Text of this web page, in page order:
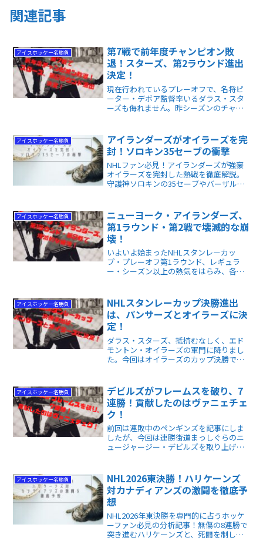
関連記事
アイスホッケー名勝負
第7戦で前年度チャンピオン敗
退！スターズ、第2ラウンド進出
決定！
現在行われているプレーオフで、名将ピ
ーター・デボア監督率いるダラス・スタ
ーズも侮れません。昨シーズンのチャン
進出最後の椅子を射止めました！
アイスホッケー名勝負
アイランダーズがオイラーズを完
封！ソロキン35セーブの衝撃
NHLファン必見！アイランダーズが強豪
オイラーズを完封した熱戦を徹底解説。
守護神ソロキンの35セーブやバーザルの
スター選手の記録や勝敗を分けた鍵が丸
わかりです！
アイスホッケー名勝負
ニューヨーク・アイランダーズ、
第1ラウンド・第2戦で壊滅的な崩
壊！
いよいよ始まったNHLスタンレーカッ
プ・プレーオフ第1ラウンド、レギュラ
ー・シーズン以上の熱気をはらみ、各地
ヨーク・アイランダーズの第2戦をお届け
します。
アイスホッケー名勝負
NHLスタンレーカップ決勝進出
は、パンサーズとオイラーズに決
定！
ダラス・スターズ、抵抗むなしく、エド
モントン・オイラーズの軍門に降りまし
た。今回はオイラーズのカップ決勝での
ーヨーク・レンジャーズのシーズン・オ
フを占う記事です。
アイスホッケー名勝負
デビルズがフレームスを破り、7
連勝！貢献したのはヴァニェチェ
ク！
前回は連敗中のペンギンズを記事にしま
したが、今回は連勝街道まっしぐらのニ
ュージャージー・デビルズを取り上げま
ト・スタート」を成功させ、早くも勝ち
星を二ケタに乗せました。
アイスホッケー名勝負
NHL2026東決勝！ハリケーンズ
対カナディアンズの激闘を徹底予
想
NHL2026年東決勝を専門的に占うホッケ
ーファン必見の分析記事！無傷の8連勝で
突き進むハリケーンズと、死闘を制した